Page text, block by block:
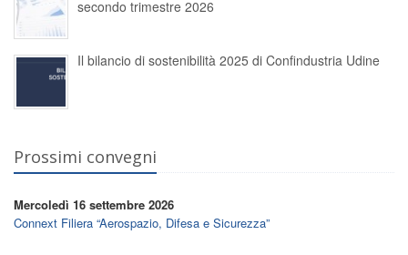
secondo trimestre 2026
Il bilancio di sostenibilità 2025 di Confindustria Udine
Prossimi convegni
Mercoledì 16 settembre 2026
Connext Filiera “Aerospazio, Difesa e Sicurezza”